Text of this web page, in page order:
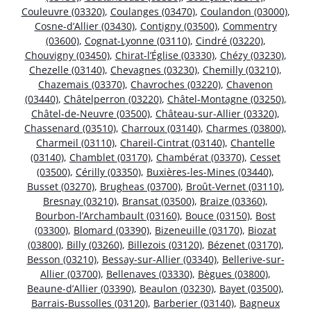
Couleuvre (03320), Coulanges (03470), Coulandon (03000),
Cosne-d’Allier (03430), Contigny (03500), Commentry
(03600), Cognat-Lyonne (03110), Cindré (03220),
Chouvigny (03450), Chirat-l’Église (03330), Chézy (03230),
Chezelle (03140), Chevagnes (03230), Chemilly (03210),
Chazemais (03370), Chavroches (03220), Chavenon
(03440), Châtelperron (03220), Châtel-Montagne (03250),
Châtel-de-Neuvre (03500), Château-sur-Allier (03320),
Chassenard (03510), Charroux (03140), Charmes (03800),
Charmeil (03110), Chareil-Cintrat (03140), Chantelle
(03140), Chamblet (03170), Chambérat (03370), Cesset
(03500), Cérilly (03350), Buxières-les-Mines (03440),
Busset (03270), Brugheas (03700), Broût-Vernet (03110),
Bresnay (03210), Bransat (03500), Braize (03360),
Bourbon-l’Archambault (03160), Bouce (03150), Bost
(03300), Blomard (03390), Bizeneuille (03170), Biozat
(03800), Billy (03260), Billezois (03120), Bézenet (03170),
Besson (03210), Bessay-sur-Allier (03340), Bellerive-sur-
Allier (03700), Bellenaves (03330), Bègues (03800),
Beaune-d’Allier (03390), Beaulon (03230), Bayet (03500),
Barrais-Bussolles (03120), Barberier (03140), Bagneux